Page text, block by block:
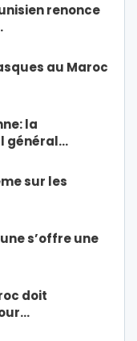
renonce
au Maroc
la
général…
sur les
s’offre une
doit